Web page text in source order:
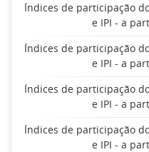
Índices de participação
e IPI - a
Índices de participação
e IPI - a
Índices de participação
e IPI - a
Índices de participação
e IPI - a